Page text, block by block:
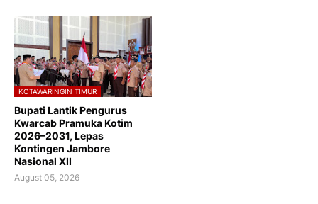
KOTAWARINGIN TIMUR
Bupati Lantik Pengurus
Kwarcab Pramuka Kotim
2026–2031, Lepas
Kontingen Jambore
Nasional XII
August 05, 2026